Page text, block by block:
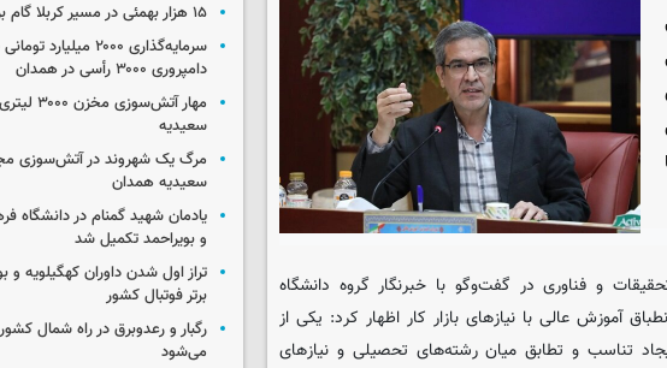
و فناوری در گفت‌وگو با خبرنگار گروه دانشگاه
آموزش عالی با نیازهای بازار کار اظهار کرد: یکی از
تناسب و تطابق میان رشته‌های تحصیلی و نیازهای
۱۵ هزار بهمئی در مسیر کربلا گام برداشتند
سرمایه‌گذاری ۲۰۰۰
دامپروری ۳۰۰۰ رأسی در همدان
مهار
سعیدیه
مرگ یک شهروند در آتش‌سوزی
سعیدیه همدان
یادمان شهید گمنام در دانشگاه
و بویراحمد تکمیل شد
تراز اول شدن داوران کهگیلویه و
برتر فوتبال کشور
رگبار و رعدوبرق در راه شمال
می‌شود